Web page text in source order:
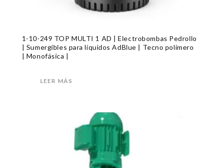
1-10-249 TOP MULTI 1 AD | Electrobombas Pedrollo
| Sumergibles para líquidos AdBlue | Tecno polímero
| Monofásica |
LEER MÁS